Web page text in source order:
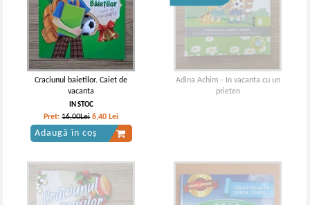
Craciunul baietilor. Caiet de
vacanta
IN STOC
Pret:16,00Lei 6,40 Lei
Adaugă în coș
Adina Achim - In vacanta cu un
prieten